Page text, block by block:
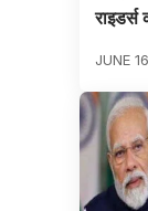
राइडर्स
JUNE